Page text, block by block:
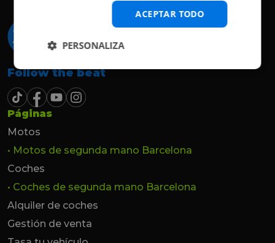
Follow the beat
Páginas
Motos
• Motos de segunda mano Barcelona
Coches
• Coches de segunda mano Barcelona
Alquiler de coches
Gestión de venta
ACEPTAR TODO
PERSONALIZA